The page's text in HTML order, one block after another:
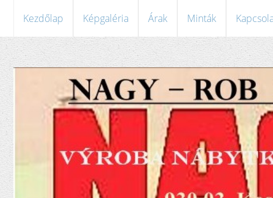
Kezdőlap Képgaléria Árak Minták